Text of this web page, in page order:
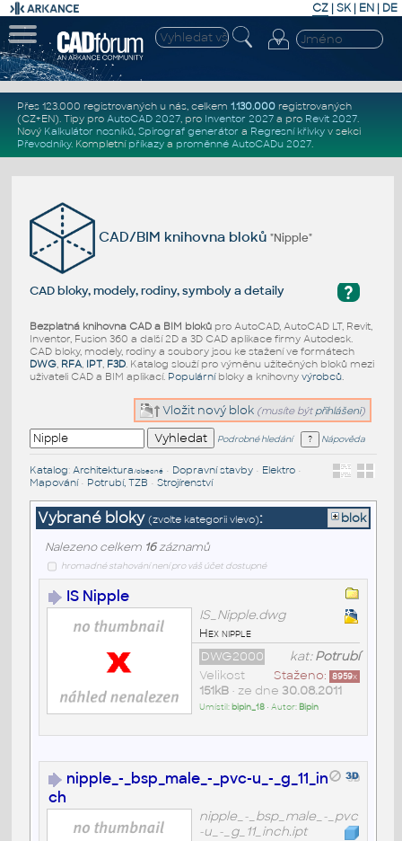
CZ | SK| EN | DE
Přes 123.000 registrovaných u nás, celkem 1.130.000registrovaných
(CZ+EN). Tipy pro AutoCAD 2027, pro Inventor 2027a pro Revit 2027.
Nový Kalkulátor nosníků, Spirograf generátor a Regresní křivkyv sekci
Převodníky. Kompletní příkazya proměnné AutoCADu 2027.
CAD/BIM knihovna bloků"Nipple"
?
CAD bloky, modely, rodiny, symboly a detaily
Bezplatná knihovna CAD a BIM blokůpro AutoCAD, AutoCAD LT, Revit,
Inventor, Fusion 360 a další 2D a 3D CAD aplikace firmy Autodesk.
CAD bloky, modely, rodiny a soubory jsou ke stažení ve formátech
DWG, RFA, IPT, F3D. Katalog slouží pro výměnu užitečných bloků mezi
uživateli CAD a BIM aplikací. Populárníbloky a knihovny výrobců.
Vložit nový blok (musíte být přihlášeni)
Podrobné hledání Nápověda
Katalog: Architektura/obecné• Dopravní stavby• Elektro•
Mapování• Potrubí, TZB • Strojírenství
Vybrané bloky (zvolte kategorii vlevo): blok
Nalezeno celkem 16záznamů
hromadné stahování není pro váš účet dostupné
IS Nipple
IS_Nipple.dwg
Hex nipple
kat:Potrubí
DWG2000
Staženo: 8959x
Velikost
151kB• ze dne 30.08.2011
Umístil: bipin_18• Autor: Bipin
nipple_-_bsp_male_-_pvc-u_-_g_11_in
ch
nipple_-_bsp_male_-_pvc
-u_-_g_11_inch.ipt